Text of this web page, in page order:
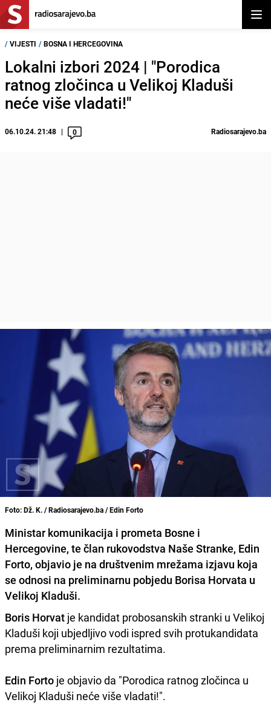
/ VIJESTI / BOSNA I HERCEGOVINA
Lokalni izbori 2024 | "Porodica
ratnog zločinca u Velikoj Kladuši
neće više vladati!"
06.10.24. 21:48 0 Radiosarajevo.ba
Foto: Dž. K. / Radiosarajevo.ba / Edin Forto
Ministar komunikacija i prometa Bosne i
Hercegovine, te član rukovodstva Naše Stranke, Edin
Forto, objavio je na društvenim mrežama izjavu koja
se odnosi na preliminarnu pobjedu Borisa Horvata u
Velikoj Kladuši.
Boris Horvat je kandidat probosanskih stranki u Velikoj
Kladuši koji ubjedljivo vodi ispred svih protukandidata
prema preliminarnim rezultatima.
Edin Forto je objavio da "Porodica ratnog zločinca u
Velikoj Kladuši neće više vladati!".